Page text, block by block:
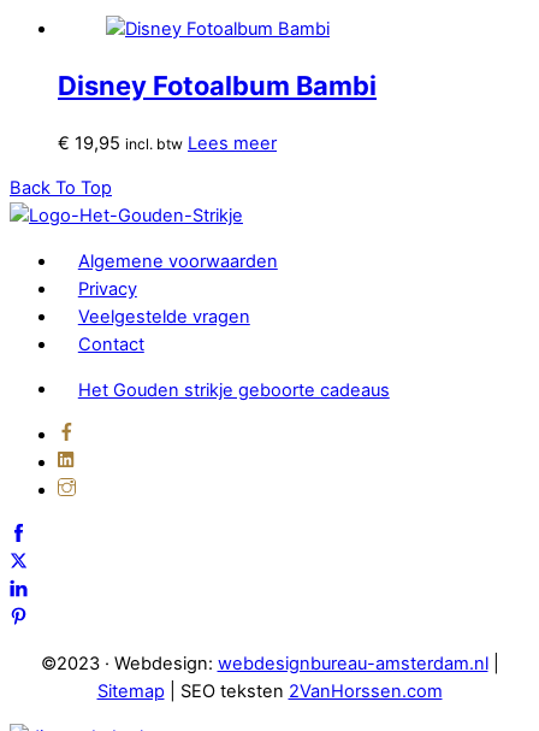
Disney Fotoalbum Bambi
€ 19,95 incl. btw Lees meer
Back To Top
Algemene voorwaarden
Privacy
Veelgestelde vragen
Contact
Het Gouden strikje geboorte cadeaus
©2023 · Webdesign: webdesignbureau-amsterdam.nl|
Sitemap | SEO teksten 2VanHorssen.com